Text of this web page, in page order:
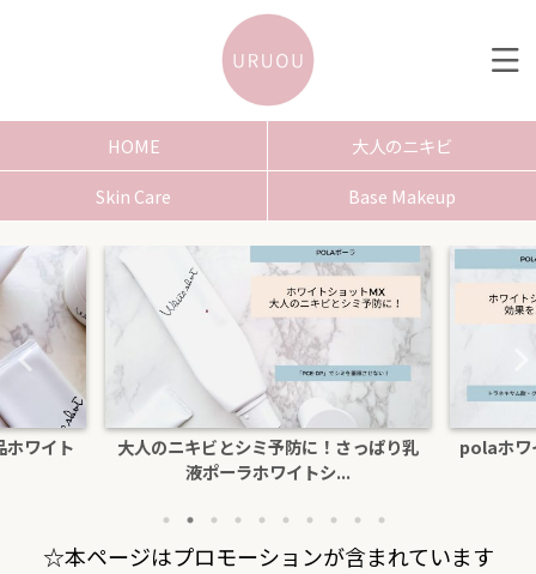
HOME
大人のニキビ
Skin Care
Base Makeup
っぱり乳
polaホワイトショットクリームRXSの効
果を口コミ
色白に
☆本ページはプロモーションが含まれています